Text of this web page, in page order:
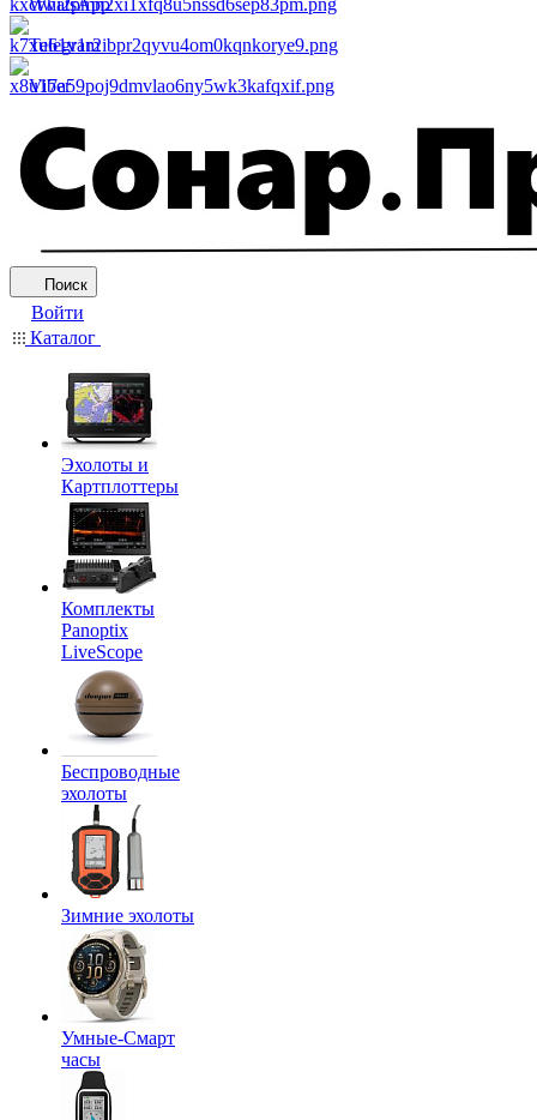
WhatsApp
Telegram
Viber
Поиск
Войти
Каталог
Эхолоты и
Картплоттеры
Комплекты
Panoptix
LiveScope
Беспроводные
эхолоты
Зимние эхолоты
Умные-Смарт
часы